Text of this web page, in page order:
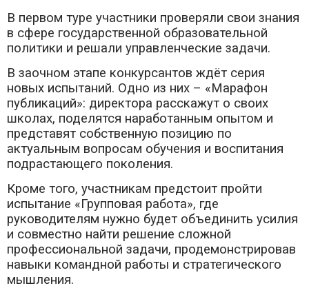
В первом туре участники проверяли свои знания
в сфере государственной образовательной
политики и решали управленческие задачи.
В заочном этапе конкурсантов ждёт серия
новых испытаний. Одно из них – «Марафон
публикаций»: директора расскажут о своих
школах, поделятся наработанным опытом и
представят собственную позицию по
актуальным вопросам обучения и воспитания
подрастающего поколения.
Кроме того, участникам предстоит пройти
испытание «Групповая работа», где
руководителям нужно будет объединить усилия
и совместно найти решение сложной
профессиональной задачи, продемонстрировав
навыки командной работы и стратегического
мышления.